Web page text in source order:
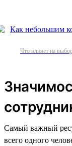
Что влияет на
Самый важный
всего одного